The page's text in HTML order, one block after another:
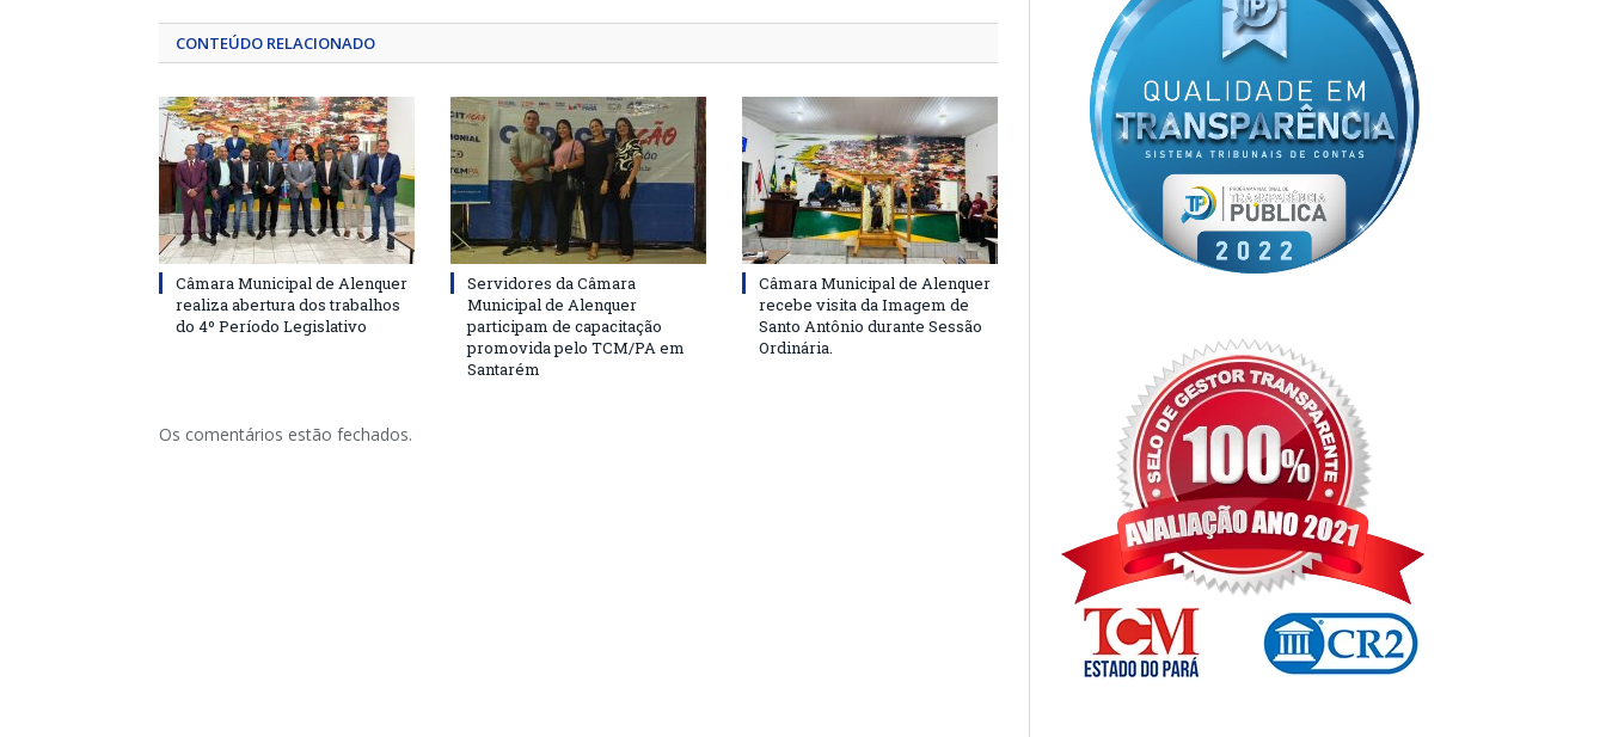
CONTEÚDO RELACIONADO
Câmara Municipal de Alenquer
realiza abertura dos trabalhos
do 4º Período Legislativo
Servidores da Câmara
Municipal de Alenquer
participam de capacitação
promovida pelo TCM/PA em
Santarém
Câmara Municipal de Alenquer
recebe visita da Imagem de
Santo Antônio durante Sessão
Ordinária.
Os comentários estão fechados.